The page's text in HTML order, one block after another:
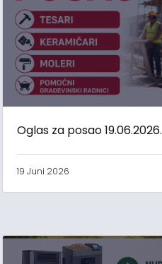
Oglas za posao 19.06.2026.
19 Juni 2026